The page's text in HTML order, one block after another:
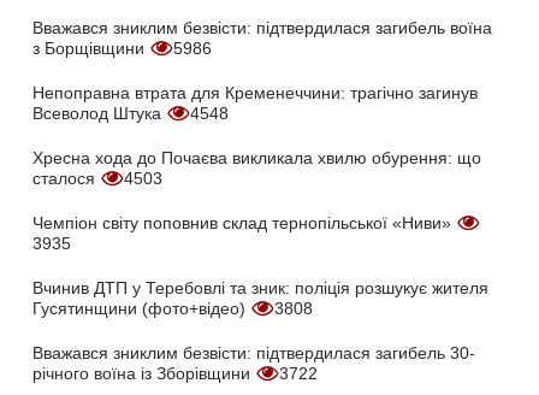
Вважався зниклим безвісти: підтвердилася загибель воїна
з Борщівщини
5986
Непоправна втрата для Кременеччини: трагічно загинув
Всеволод Штука
4548
Хресна хода до Почаєва викликала хвилю обурення: що
сталося
4503
Чемпіон світу поповнив склад тернопільської «Ниви»
3935
Вчинив ДТП у Теребовлі та зник: поліція розшукує жителя
Гусятинщини (фото+відео)
3808
Вважався зниклим безвісти: підтвердилася загибель 30-
річного воїна із Зборівщини
3722